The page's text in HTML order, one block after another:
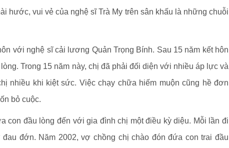
hước, vui vẻ của nghệ sĩ Trà My trên sân khấu là những chuỗi
với nghệ sĩ cải lương Quản Trọng Bính. Sau 15 năm kết hôn
Trong 15 năm này, chị đã phải đối diện với nhiều áp lực và
nhiều khi kiệt sức. Việc chạy chữa hiếm muộn cũng hề đơn
bỏ cuộc.
con đầu lòng đến với gia đình chị một điều kỳ diệu. Mỗi lần đi
đau đớn. Năm 2002, vợ chồng chị chào đón đứa con trai đầu